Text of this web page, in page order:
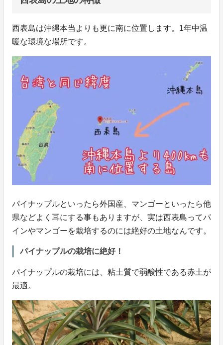
西表島は沖縄本当よりも更に南に位置します。1年中温
暖な環境な場所です。
パイナップルといったら外国産、マンゴーといったら他
県などよく耳にする事もありますが、実は西表島ってパ
インやマンゴーを栽培するのには絶好の土地なんです。
パイナップルの栽培に絶好！
パイナップルの栽培には、粘土質で弱酸性である赤土が
最適。